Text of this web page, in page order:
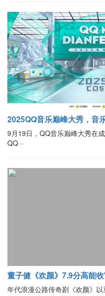
2025QQ音乐巅峰大秀，音乐
9月19日，QQ音乐巅峰大秀在
QQ···
董子健《欢颜》7.9分高能收
年代浪漫公路传奇剧《欢颜》以